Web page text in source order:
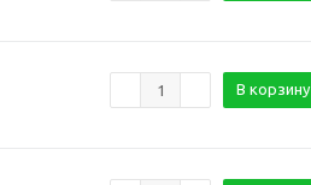
В корзину